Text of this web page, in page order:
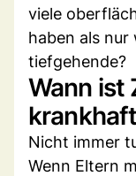
viele
haben als nur
tiefgehende?
Wann ist
Nicht immer
Wenn Eltern